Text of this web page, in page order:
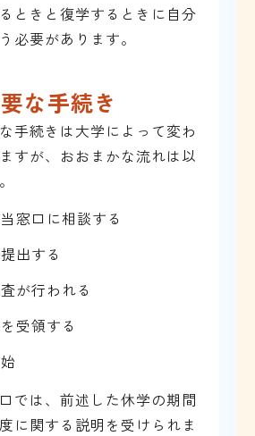
ときと復学するときに自分
必要があります。
な手続き
手続きは大学によって変わ
すが、おおまかな流れは以
窓口に相談する
出する
が行われる
受領する
では、前述した休学の期間
に関する説明を受けられま